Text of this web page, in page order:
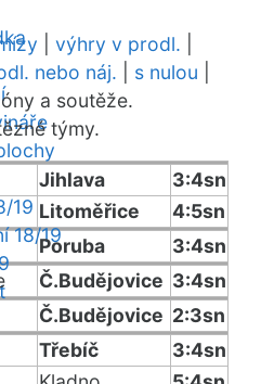
19
18/19
výhry v prodl.
nebo náj. s nulou
a soutěže.
týmy.
Jihlava
3:4sn
Litoměřice
4:5sn
Poruba
3:4sn
Č.Budějovice 3:4sn
Č.Budějovice 2:3sn
Třebíč
3:4sn